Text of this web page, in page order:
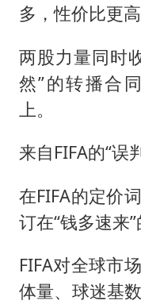
多，性价比更
两股力量同时
然”的转播合
上。
来自FIFA的“误
在FIFA的定价
订在“钱多速来”
FIFA对全球市
体量、球迷基